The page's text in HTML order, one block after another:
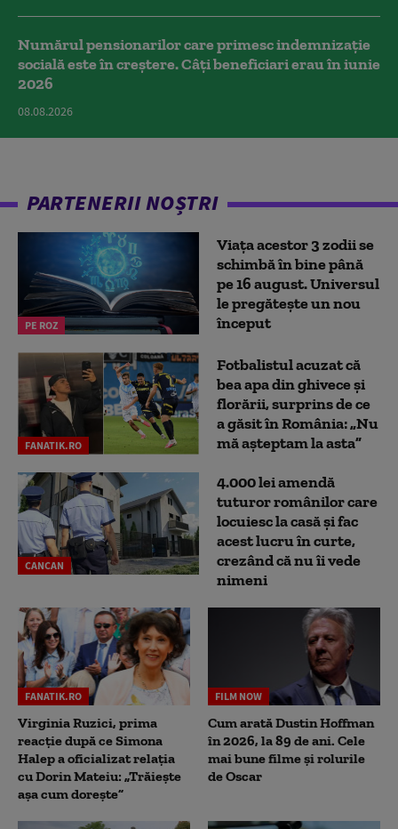
Numărul pensionarilor care primesc indemnizaţie
socială este în creștere. Câți beneficiari erau în iunie
2026
08.08.2026
PARTENERII NOȘTRI
PE ROZ
Viața acestor 3 zodii se
schimbă în bine până
pe 16 august. Universul
le pregătește un nou
început
FANATIK.RO
Fotbalistul acuzat că
bea apa din ghivece și
florării, surprins de ce
a găsit în România: „Nu
mă așteptam la asta”
CANCAN
4.000 lei amendă
tuturor românilor care
locuiesc la casă și fac
acest lucru în curte,
crezând că nu îi vede
nimeni
FANATIK.RO
Virginia Ruzici, prima
reacție după ce Simona
Halep a oficializat relația
cu Dorin Mateiu: „Trăiește
așa cum dorește”
FILM NOW
Cum arată Dustin Hoffman
în 2026, la 89 de ani. Cele
mai bune filme și rolurile
de Oscar